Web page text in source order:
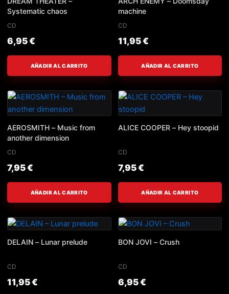
Systematic chaos
CD
6,95€
AÑADIR AL CARRITO
machine
CD
11,95€
AÑADIR AL CARRITO
AEROSMITH – Music from
another dimension
CD
7,95€
AÑADIR AL CARRITO
ALICE COOPER – Hey stoopid
CD
7,95€
AÑADIR AL CARRITO
DELAIN – Lunar prelude
CD
11,95€
BON JOVI – Crush
CD
6,95€